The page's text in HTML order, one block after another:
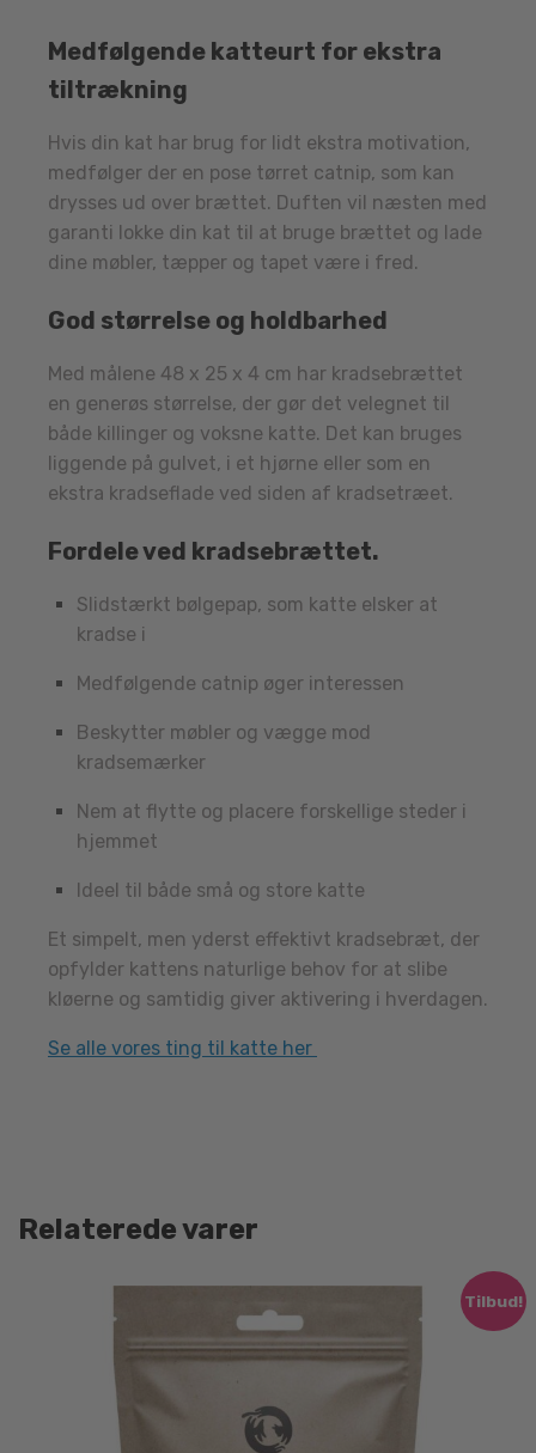
Medfølgende katteurt for ekstra
tiltrækning
Hvis din kat har brug for lidt ekstra motivation,
medfølger der en pose tørret catnip, som kan
drysses ud over brættet. Duften vil næsten med
garanti lokke din kat til at bruge brættet og lade
dine møbler, tæpper og tapet være i fred.
God størrelse og holdbarhed
Med målene 48 x 25 x 4 cm har kradsebrættet
en generøs størrelse, der gør det velegnet til
både killinger og voksne katte. Det kan bruges
liggende på gulvet, i et hjørne eller som en
ekstra kradseflade ved siden af kradsetræet.
Fordele ved kradsebrættet.
Slidstærkt bølgepap, som katte elsker at
kradse i
Medfølgende catnip øger interessen
Beskytter møbler og vægge mod
kradsemærker
Nem at flytte og placere forskellige steder i
hjemmet
Ideel til både små og store katte
Et simpelt, men yderst effektivt kradsebræt, der
opfylder kattens naturlige behov for at slibe
kløerne og samtidig giver aktivering i hverdagen.
Se alle vores ting til katte her
Relaterede varer
Tilbud!